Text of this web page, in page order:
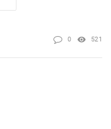
0 521